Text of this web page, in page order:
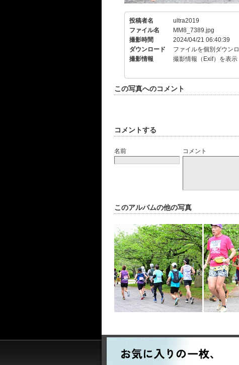
投稿者名
ultra2019
ファイル名
MM8_7389.jpg
撮影時間
2024/04/21 06:40:39
ダウンロード
ファイルを個別ダウン
撮影情報
撮影情報（Exif）を表示
この写真へのコメント
コメントする
名前 コメント
このアルバムの他の写真